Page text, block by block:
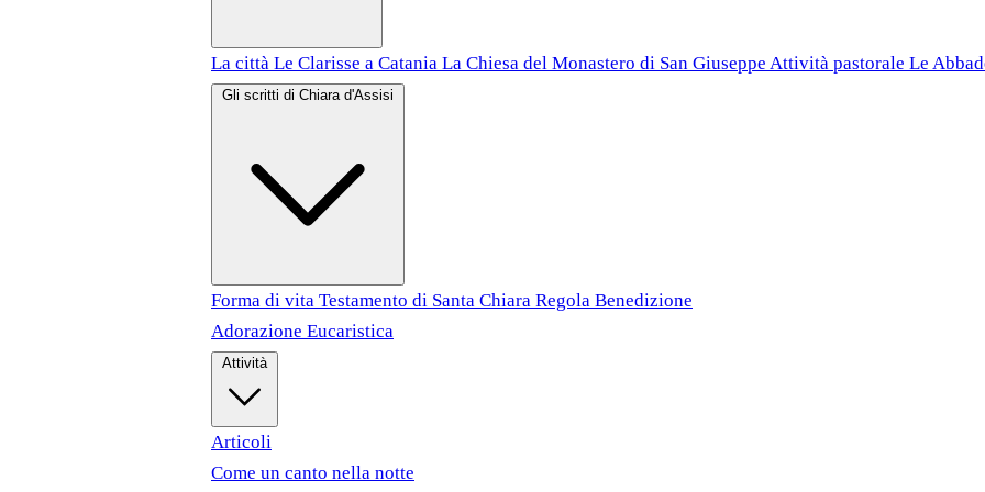
La città Le Clarisse a Catania La Chiesa del Monastero di San Giuseppe Attività pastorale Le
Forma di vita Testamento di Santa Chiara Regola Benedizione
Adorazione Eucaristica
Articoli
Come un canto nella notte